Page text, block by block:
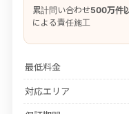
累計問い合わせ500万件
による責任施工
最低料金
対応エリア